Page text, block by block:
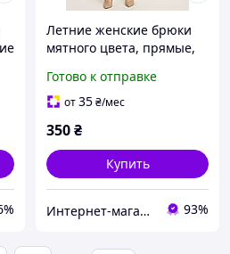
Летние женские брюки
мятного цвета, прямые,
Готово к отправке
от35₴/мес
350₴
Купить
Интернет-магазин Westyle 93%